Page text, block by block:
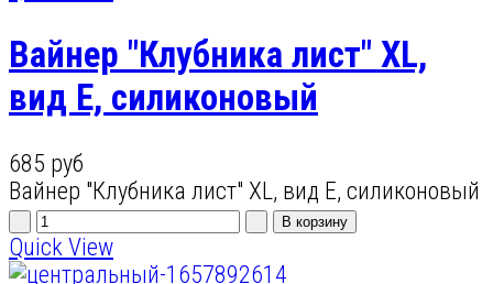
Вайнер "Клубника лист" XL,
вид E, силиконовый
685 руб
Вайнер "Клубника лист" XL, вид E, силиконовый
Quick View